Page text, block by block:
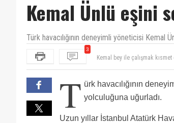
Kemal Ünlü eşini
Türk havacılığının deneyimli yöneticisi Kemal
3
Allah'ım rahmet eylesin
Kemal bey ile çalışmak
kendisi kadar değerlidir.
T ürk havacılığının
yolculuğuna uğurladı.
Uzun yıllar İstanbul Atatürk